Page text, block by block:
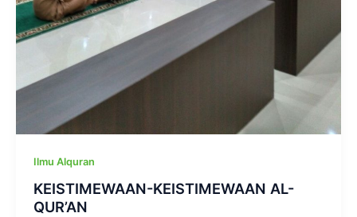
Ilmu Alquran
KEISTIMEWAAN-KEISTIMEWAAN AL-
QUR’AN